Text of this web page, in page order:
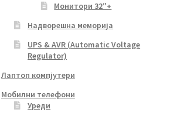
Монитори 32″+
Надворешна меморија
UPS & AVR (Automatic Voltage
Regulator)
Лаптоп компјутери
Мобилни телефони
Уреди